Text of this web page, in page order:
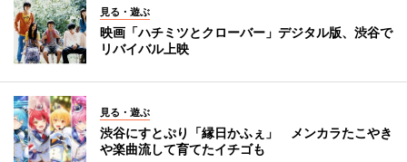
見る・遊ぶ
映画「ハチミツとクローバー」デジタル版、渋谷で
リバイバル上映
見る・遊ぶ
渋谷にすとぷり「縁日かふぇ」 メンカラたこやき
や楽曲流して育てたイチゴも